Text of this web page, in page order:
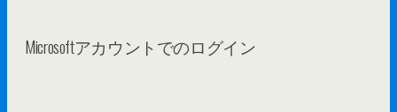
Microsoftアカウントでのログイン